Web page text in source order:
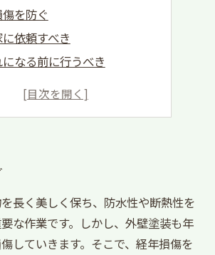
を防ぐ
依頼すべき
なる前に行うべき
果の持続性を高める方法
長く美しく保ち、防水性や断熱性を
な作業です。しかし、外壁塗装も年
していきます。そこで、経年損傷を